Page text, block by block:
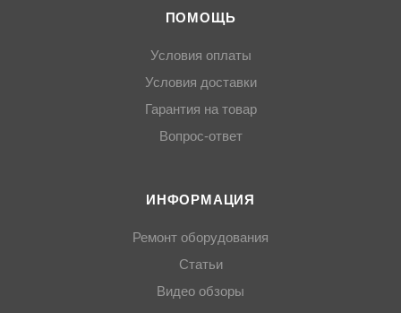
ПОМОЩЬ
Условия оплаты
Условия доставки
Гарантия на товар
Вопрос-ответ
ИНФОРМАЦИЯ
Ремонт оборудования
Статьи
Видео обзоры